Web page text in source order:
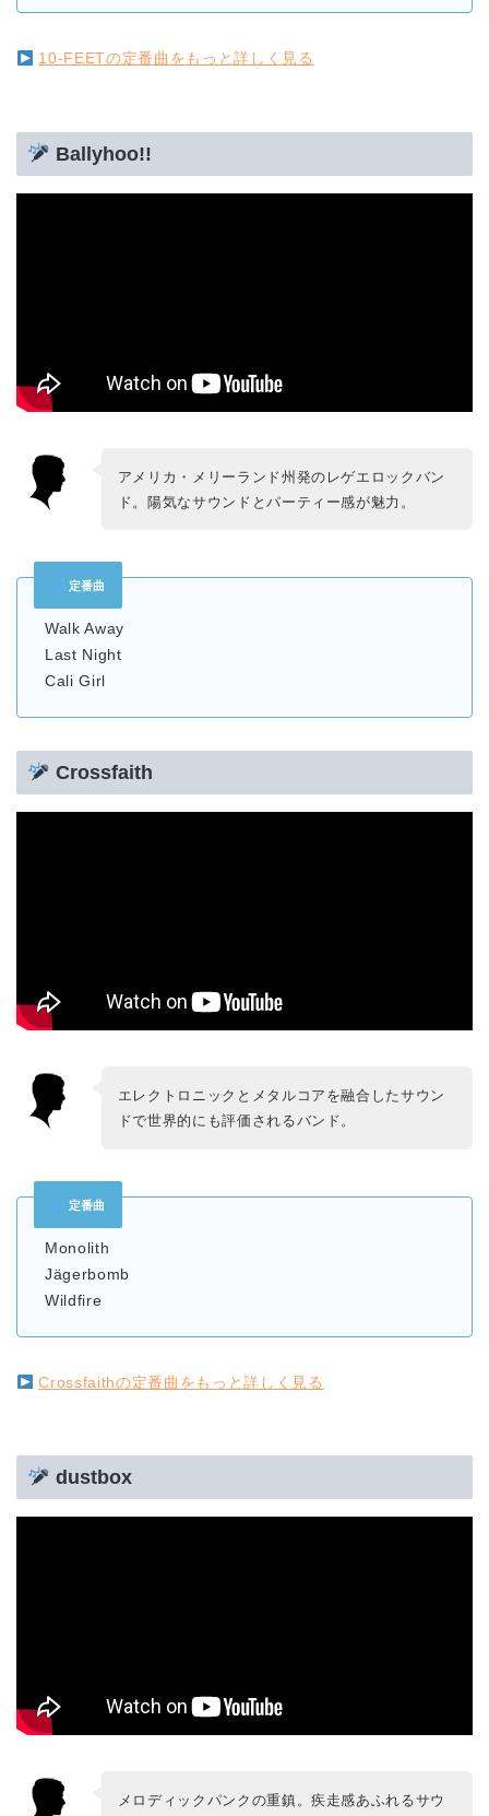
10-FEETの定番曲をもっと詳しく見る
Ballyhoo!!
アメリカ・メリーランド州発のレゲエロックバン
ド。陽気なサウンドとパーティー感が魅力。
定番曲
Walk Away
Last Night
Cali Girl
Crossfaith
エレクトロニックとメタルコアを融合したサウン
ドで世界的にも評価されるバンド。
定番曲
Monolith
Jägerbomb
Wildfire
Crossfaithの定番曲をもっと詳しく見る
dustbox
メロディックパンクの重鎮。疾走感あふれるサウ